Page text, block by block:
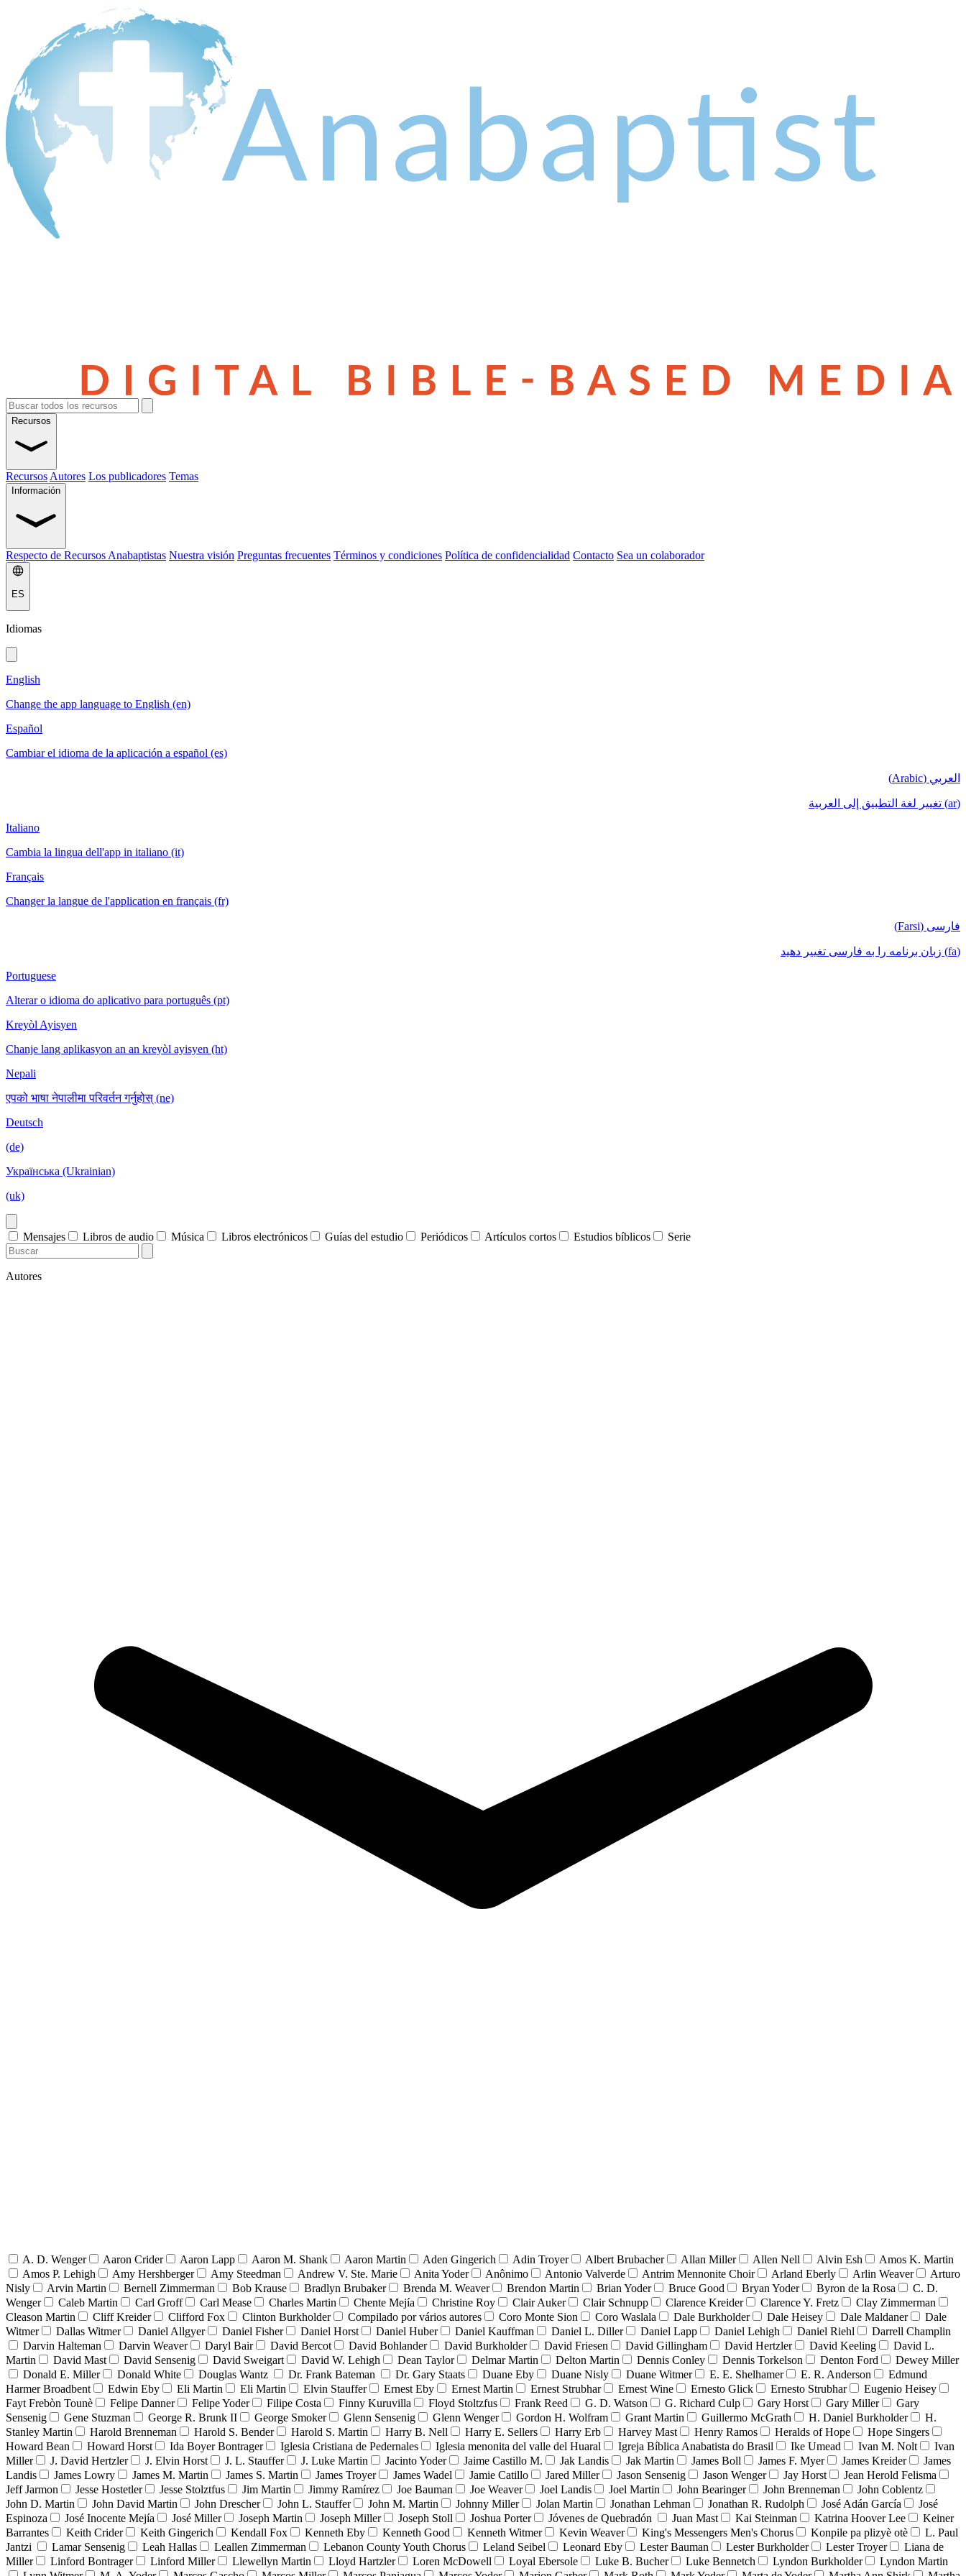
Recursos
Recursos Autores Los publicadores Temas
Información
Respecto de Recursos Anabaptistas Nuestra visión Preguntas frecuentes Términos y condiciones Política de confidencialidad Contacto Sea un colaborador
ES
Idiomas
English
Change the app language to English (en)
Español
Cambiar el idioma de la aplicación a español (es)
العربي (Arabic)
(ar) تغيير لغة التطبيق إلى العربية
Italiano
Cambia la lingua dell'app in italiano (it)
Français
Changer la langue de l'application en français (fr)
فارسی (Farsi)
(fa) زبان برنامه را به فارسی تغییر دهید
Portuguese
Alterar o idioma do aplicativo para português (pt)
Kreyòl Ayisyen
Chanje lang aplikasyon an an kreyòl ayisyen (ht)
Nepali
एपको भाषा नेपालीमा परिवर्तन गर्नुहोस् (ne)
Deutsch
(de)
Українська (Ukrainian)
(uk)
Mensajes Libros de audio Música Libros electrónicos Guías del estudio Periódicos Artículos cortos Estudios bíblicos Serie
Autores
A. D. Wenger Aaron Crider Aaron Lapp Aaron M. Shank Aaron Martin Aden Gingerich Adin Troyer Albert Brubacher Allan Miller Allen Nell Alvin Esh
Amos K. Martin
Amos P. Lehigh
Amy Hershberger Amy Steedman Andrew V. Ste. Marie Anita Yoder Anônimo Antonio Valverde Antrim Mennonite Choir Arland Eberly Arlin Weaver
Arturo
Nisly
Arvin Martin Bernell Zimmerman Bob Krause Bradlyn Brubaker Brenda M. Weaver Brendon Martin Brian Yoder Bruce Good Bryan Yoder Byron de la Rosa
C. D.
Wenger
Caleb Martin Carl Groff Carl Mease Charles Martin Chente Mejía Christine Roy Clair Auker Clair Schnupp Clarence Kreider Clarence Y. Fretz
Clay Zimmerman
Cleason Martin
Cliff Kreider Clifford Fox Clinton Burkholder Compilado por vários autores Coro Monte Sion Coro Waslala Dale Burkholder Dale Heisey Dale Maldaner
Dale
Witmer
Dallas Witmer Daniel Allgyer Daniel Fisher Daniel Horst Daniel Huber Daniel Kauffman Daniel L. Diller Daniel Lapp Daniel Lehigh Daniel Riehl
Darrell Champlin
Darvin Halteman
Darvin Weaver Daryl Bair David Bercot David Bohlander David Burkholder David Friesen David Gillingham David Hertzler David Keeling
David L.
Martin
David Mast David Sensenig David Sweigart David W. Lehigh Dean Taylor Delmar Martin Delton Martin Dennis Conley Dennis Torkelson Denton Ford
Dewey Miller
Donald E. Miller
Donald White Douglas Wantz Dr. Frank Bateman Dr. Gary Staats Duane Eby Duane Nisly Duane Witmer E. E. Shelhamer E. R. Anderson
Edmund
Harmer Broadbent
Edwin Eby Eli Martin Eli Martin Elvin Stauffer Ernest Eby Ernest Martin Ernest Strubhar Ernest Wine Ernesto Glick Ernesto Strubhar
Eugenio Heisey
Fayt Frebòn Tounè
Felipe Danner Felipe Yoder Filipe Costa Finny Kuruvilla Floyd Stoltzfus Frank Reed G. D. Watson G. Richard Culp Gary Horst Gary Miller
Gary
Sensenig
Gene Stuzman George R. Brunk II George Smoker Glenn Sensenig Glenn Wenger Gordon H. Wolfram Grant Martin Guillermo McGrath H. Daniel Burkholder
H.
Stanley Martin
Harold Brenneman Harold S. Bender Harold S. Martin Harry B. Nell Harry E. Sellers Harry Erb Harvey Mast Henry Ramos Heralds of Hope
Hope Singers
Howard Bean
Howard Horst Ida Boyer Bontrager Iglesia Cristiana de Pedernales Iglesia menonita del valle del Huaral Igreja Bíblica Anabatista do Brasil Ike Umead Ivan M. Nolt
Ivan
Miller
J. David Hertzler J. Elvin Horst J. L. Stauffer J. Luke Martin Jacinto Yoder Jaime Castillo M. Jak Landis Jak Martin James Boll James F. Myer James Kreider
James
Landis
James Lowry James M. Martin James S. Martin James Troyer James Wadel Jamie Catillo Jared Miller Jason Sensenig Jason Wenger Jay Horst
Jean Herold Felisma
Jeff Jarmon
Jesse Hostetler Jesse Stolztfus Jim Martin Jimmy Ramírez Joe Bauman Joe Weaver Joel Landis Joel Martin John Bearinger John Brenneman
John Coblentz
John D. Martin
John David Martin John Drescher John L. Stauffer John M. Martin Johnny Miller Jolan Martin Jonathan Lehman Jonathan R. Rudolph José Adán García
José
Espinoza
José Inocente Mejía José Miller Joseph Martin Joseph Miller Joseph Stoll Joshua Porter Jóvenes de Quebradón Juan Mast Kai Steinman Katrina Hoover Lee
Keiner
Barrantes
Keith Crider Keith Gingerich Kendall Fox Kenneth Eby Kenneth Good Kenneth Witmer Kevin Weaver King's Messengers Men's Chorus Konpile pa plizyè otè
L. Paul
Jantzi
Lamar Sensenig Leah Hallas Leallen Zimmerman Lebanon County Youth Chorus Leland Seibel Leonard Eby Lester Bauman Lester Burkholder Lester Troyer
Liana de
Miller
Linford Bontrager Linford Miller Llewellyn Martin Lloyd Hartzler Loren McDowell Loyal Ebersole Luke B. Bucher Luke Bennetch Lyndon Burkholder
Lyndon Martin